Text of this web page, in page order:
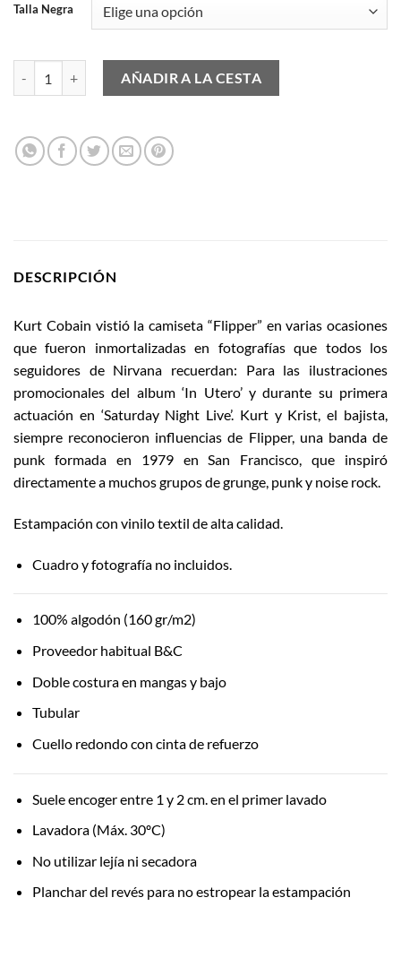
Talla Negra
AÑADIR A LA CESTA
DESCRIPCIÓN
Kurt Cobain vistió la camiseta “Flipper” en varias ocasiones
que fueron inmortalizadas en fotografías que todos los
seguidores de Nirvana recuerdan: Para las ilustraciones
promocionales del album ‘In Utero’ y durante su primera
actuación en ‘Saturday Night Live’. Kurt y Krist, el bajista,
siempre reconocieron influencias de Flipper, una banda de
punk formada en 1979 en San Francisco, que inspiró
directamente a muchos grupos de grunge, punk y noise rock.
Estampación con vinilo textil de alta calidad.
Cuadro y fotografía no incluidos.
100% algodón (160 gr/m2)
Proveedor habitual B&C
Doble costura en mangas y bajo
Tubular
Cuello redondo con cinta de refuerzo
Suele encoger entre 1 y 2 cm. en el primer lavado
Lavadora (Máx. 30ºC)
No utilizar lejía ni secadora
Planchar del revés para no estropear la estampación